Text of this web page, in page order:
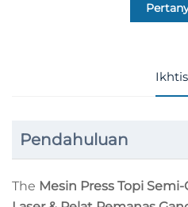
Pendahuluan
The Mesin Press Topi